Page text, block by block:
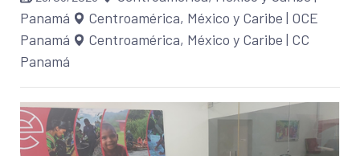
Panamá
Centroamérica, México y Caribe | OCE
Panamá
Centroamérica, México y Caribe | CC
Panamá